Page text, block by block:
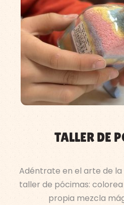
TALLER DE
Adéntrate en el arte de
taller de pócimas:
propia mezcla